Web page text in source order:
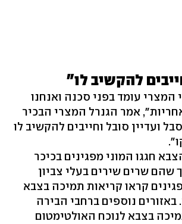
להקשיב לו"
המצרי עומד בפני סכנה ואנחנו
אמר הגנרל המצרי הבכיר
ועדיין סובל וחייבים להקשיב לו
חגגו המוני מפגינים בכיכר
שהם שרים שירים בעלי צביון
קראו קריאות תמיכה בצבא
נוספים ברחבי הבירה
בצבא לנוכח האולטימטום